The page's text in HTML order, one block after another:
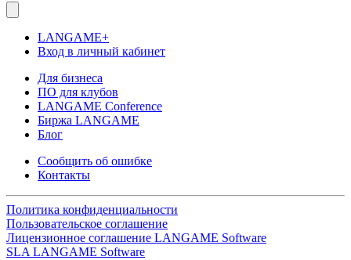
LANGAME+
Вход в личный кабинет
Для бизнеса
ПО для клубов
LANGAME Conference
Биржа LANGAME
Блог
Сообщить об ошибке
Контакты
Политика конфиденциальности
Пользовательское соглашение
Лицензионное соглашение LANGAME Software
SLA LANGAME Software